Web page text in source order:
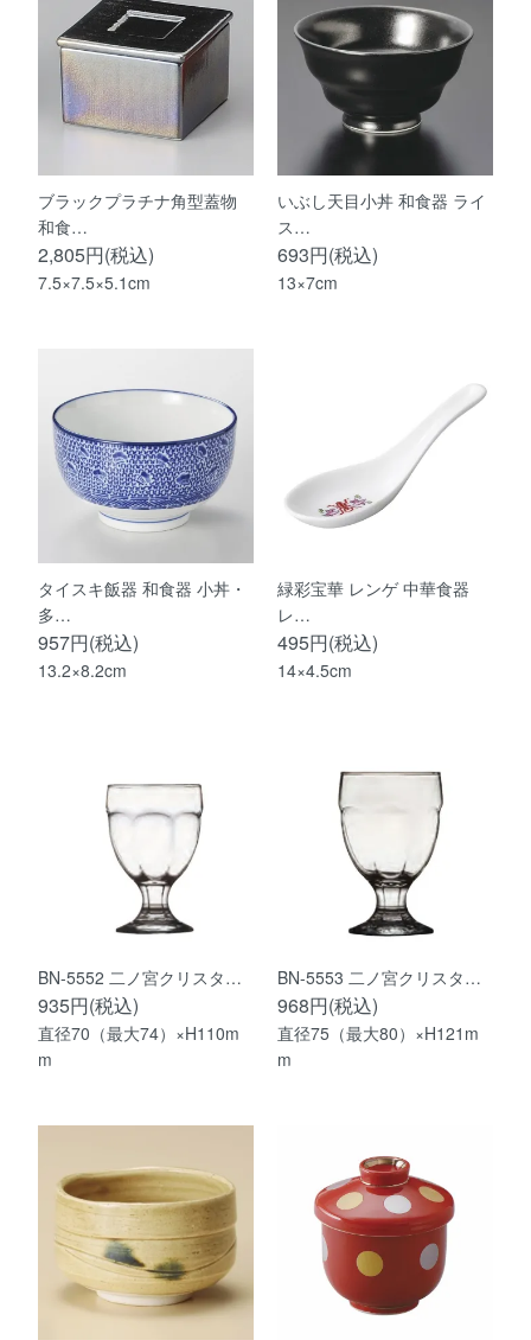
ブラックプラチナ角型蓋物
和食…
2,805円(税込)
7.5×7.5×5.1cm
いぶし天目小丼 和食器 ライ
ス…
693円(税込)
13×7cm
タイスキ飯器 和食器 小丼・
多…
957円(税込)
13.2×8.2cm
緑彩宝華 レンゲ 中華食器
レ…
495円(税込)
14×4.5cm
BN-5552 二ノ宮クリスタ…
935円(税込)
直径70（最大74）×H110m
m
BN-5553 二ノ宮クリスタ…
968円(税込)
直径75（最大80）×H121m
m